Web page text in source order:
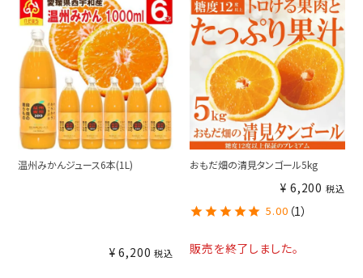
温州みかんジュース6本(1L)
¥ 6,200 税込
おもだ畑の清見タンゴール5kg
¥ 6,200 税込
5.00 （1）
販売を終了しました。